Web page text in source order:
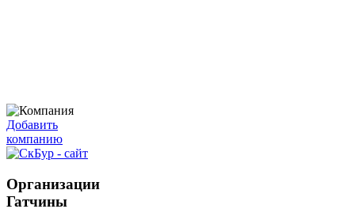
Добавить
компанию
Организации
Гатчины